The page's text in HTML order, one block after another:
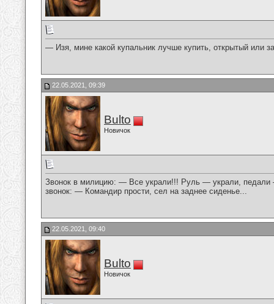
— Изя, мине какой купальник лучше купить, открытый или
22.05.2021, 09:39
Bulto
Новичок
Звонок в милицию: — Все украли!!! Руль — украли,
звонок: — Командир прости, сел на заднее сиденье...
22.05.2021, 09:40
Bulto
Новичок